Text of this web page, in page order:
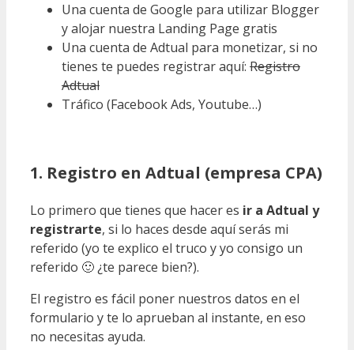
Una cuenta de Google para utilizar Blogger
y alojar nuestra Landing Page gratis
Una cuenta de Adtual para monetizar, si no
tienes te puedes registrar aquí: Registro
Adtual
Tráfico (Facebook Ads, Youtube…)
1. Registro en Adtual (empresa CPA)
Lo primero que tienes que hacer es ir a Adtual y
registrarte, si lo haces desde aquí serás mi
referido (yo te explico el truco y yo consigo un
referido 🙂 ¿te parece bien?).
El registro es fácil poner nuestros datos en el
formulario y te lo aprueban al instante, en eso
no necesitas ayuda.